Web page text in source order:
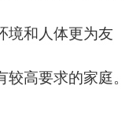
境和人体更为友
高要求的家庭。